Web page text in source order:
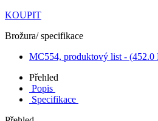
KOUPIT
Brožura/ specifikace
MC554, produktový list -
Přehled
Popis
Specifikace